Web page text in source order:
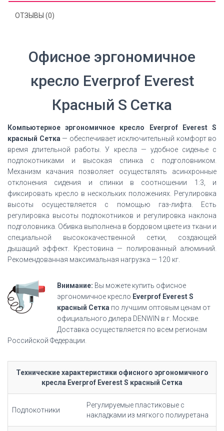
ОТЗЫВЫ (0)
Офисное эргономичное
кресло Everprof Everest
Красный S Сетка
Компьютерное эргономичное кресло Everprof Everest S
красный Сетка— обеспечивает исключительный комфорт во
время длительной работы. У кресла — удобное сиденье с
подлокотниками и высокая спинка с подголовником.
Механизм качания позволяет осуществлять асинхронные
отклонения сидения и спинки в соотношении 1:3, и
фиксировать кресло в нескольких положениях. Регулировка
высоты осуществляется с помощью газ-лифта. Есть
регулировка высоты подлокотников и регулировка наклона
подголовника. Обивка выполнена в бордовом цвете из ткани и
специальной высококачественной сетки, создающей
дышащий эффект. Крестовина — полированный алюминий.
Рекомендованная максимальная нагрузка — 120 кг.
Внимание: Вы можете купить офисное
эргономичное кресло Everprof Everest S
красный Сетка по лучшим оптовым ценам от
официального дилера DENWIN в г. Москве.
Доставка осуществляется по всем регионам
Российской Федерации.
Технические характеристики офисного эргономичного
кресла Everprof Everest S красный Сетка
Подлокотники
Регулируемые пластиковые с
накладками из мягкого полиуретана